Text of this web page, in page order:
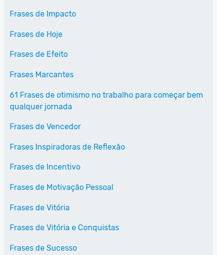
Frases de Impacto
Frases de Hoje
Frases de Efeito
Frases Marcantes
61 Frases de otimismo no trabalho para começar bem
qualquer jornada
Frases de Vencedor
Frases Inspiradoras de Reflexão
Frases de Incentivo
Frases de Motivação Pessoal
Frases de Vitória
Frases de Vitória e Conquistas
Frases de Sucesso